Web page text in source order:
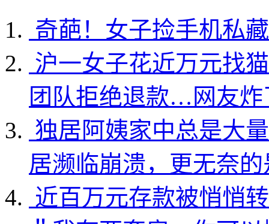
奇葩！女子捡手机私
沪一女子花近万元找
团队拒绝退款…网友炸
独居阿姨家中总是大
居濒临崩溃，更无奈
近百万元存款被悄悄